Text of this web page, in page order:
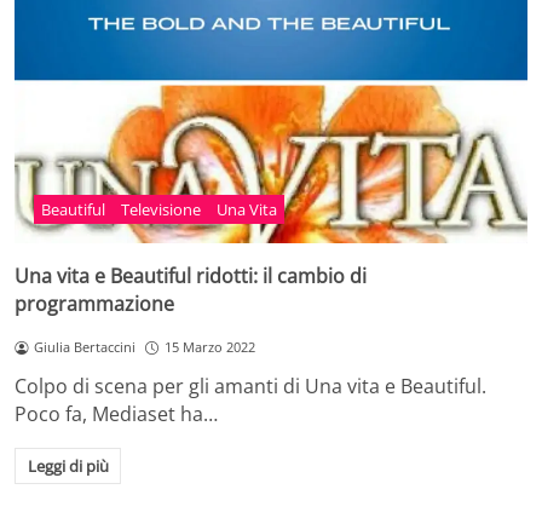
Beautiful Televisione Una Vita
Una vita e Beautiful ridotti: il cambio di
programmazione
Giulia Bertaccini 15 Marzo 2022
Colpo di scena per gli amanti di Una vita e Beautiful.
Poco fa, Mediaset ha…
Leggi di più